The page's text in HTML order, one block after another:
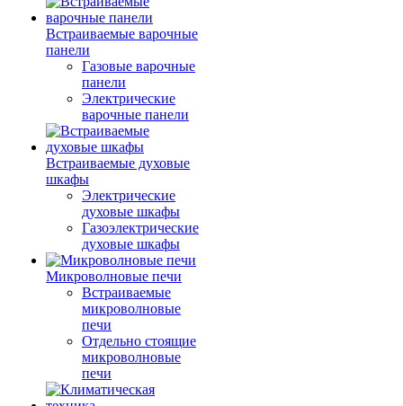
Встраиваемые варочные
панели
Газовые варочные
панели
Электрические
варочные панели
Встраиваемые духовые
шкафы
Электрические
духовые шкафы
Газоэлектрические
духовые шкафы
Микроволновые печи
Встраиваемые
микроволновые
печи
Отдельно стоящие
микроволновые
печи